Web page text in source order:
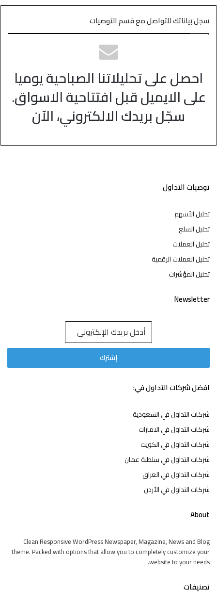
سجل بياناتك للتواصل مع قسم التوصيات
احصل على تحليلاتنا الصباحية يوميا
على الايميل قبل افتتاحية الاسواق.
سجّل بريدك الالكتروني، الآن
توصيات التداول
تحليل الأسهم
تحليل السلع
تحليل العملات
تحليل العملات الرقمية
تحليل المؤشرات
Newsletter
افضل شركات التداول في:
شركات التداول في السعودية
شركات التداول في الامارات
شركات التداول في الكويت
شركات التداول في سلطنة عمان
شركات التداول في العراق
شركات التداول في الأردن
About
Clean Responsive WordPress Newspaper, Magazine, News and Blog
theme. Packed with options that allow you to completely customize your
website to your needs.
تصنيفات